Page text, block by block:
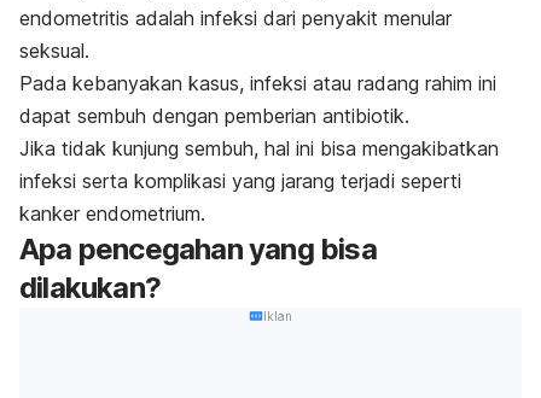
endometritis adalah infeksi dari penyakit menular
seksual.
Pada kebanyakan kasus, infeksi atau radang rahim ini
dapat sembuh dengan pemberian antibiotik.
Jika tidak kunjung sembuh, hal ini bisa mengakibatkan
infeksi serta komplikasi yang jarang terjadi seperti
kanker endometrium.
Apa pencegahan yang bisa
dilakukan?
Iklan